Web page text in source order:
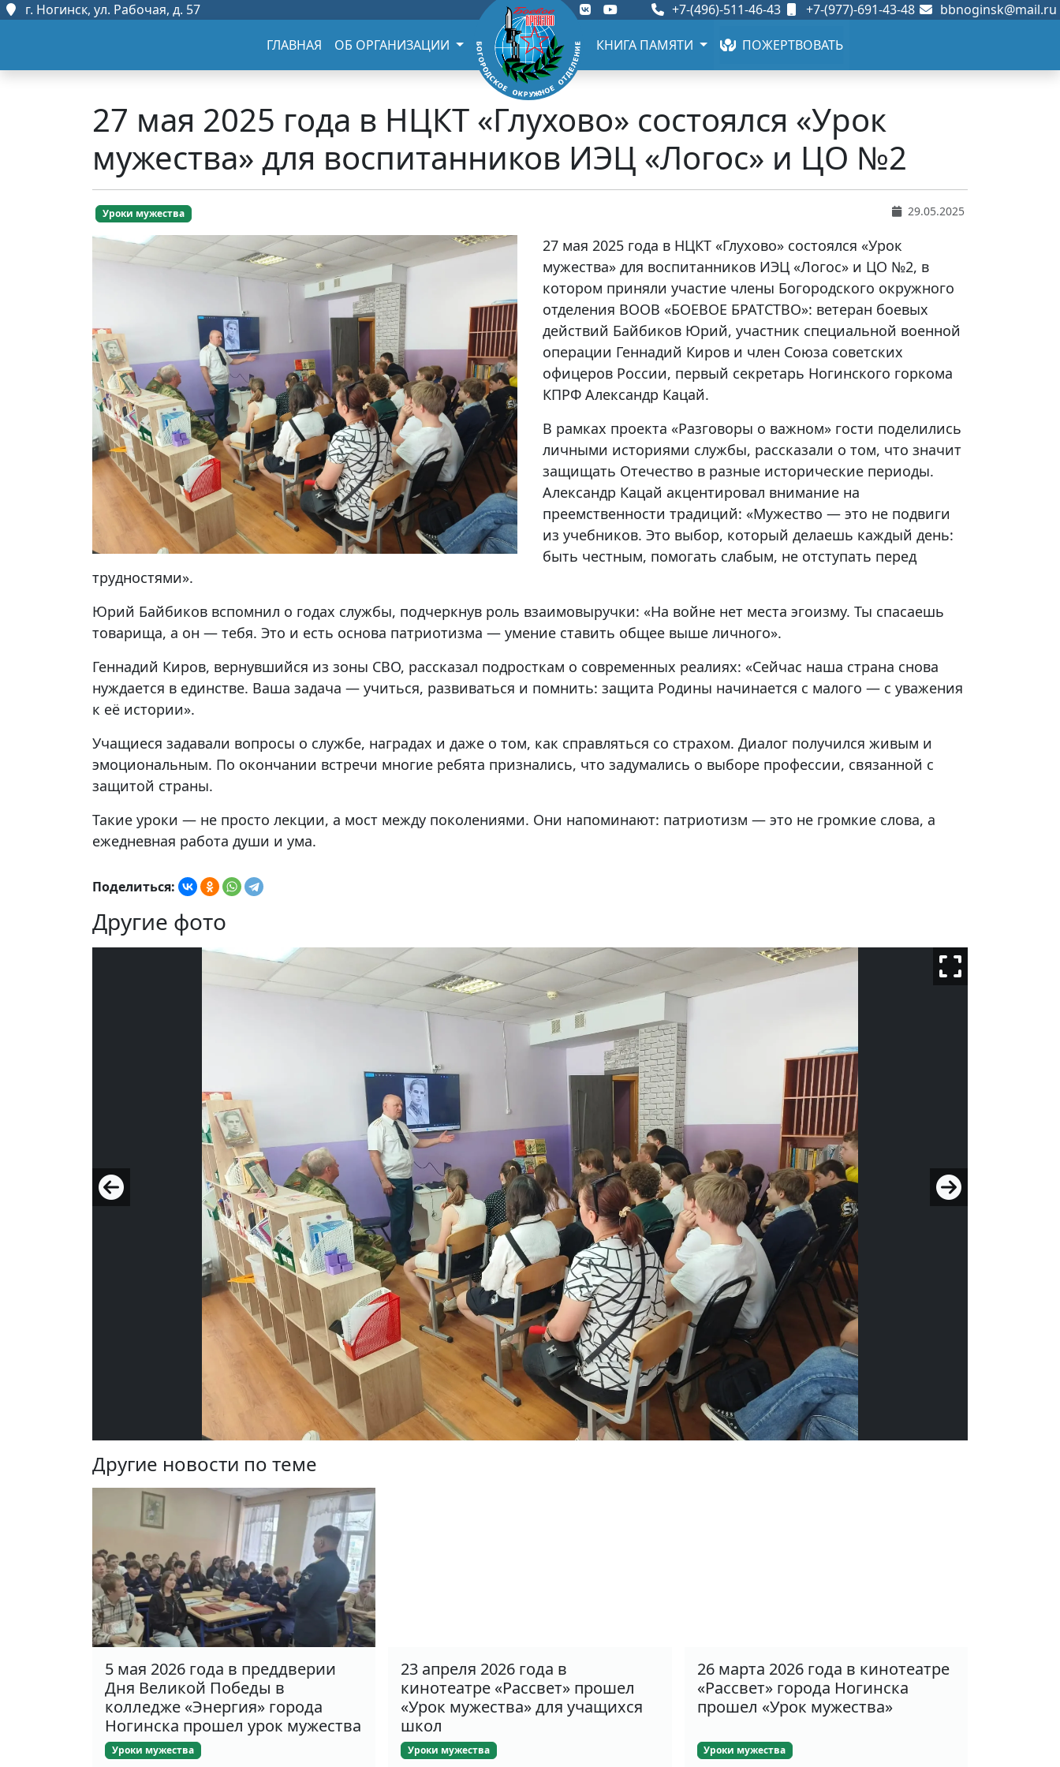
г. Ногинск, ул. Рабочая, д. 57 +7-(496)-511-46-43 +7-(977)-691-43-48 bbnoginsk@mail.ru
ГЛАВНАЯ ОБ ОРГАНИЗАЦИИ КНИГА ПАМЯТИ ПОЖЕРТВОВАТЬ
27 мая 2025 года в НЦКТ «Глухово» состоялся «Урок
мужества» для воспитанников ИЭЦ «Логос» и ЦО №2
Уроки мужества 29.05.2025
27 мая 2025 года в НЦКТ «Глухово» состоялся «Урок
мужества» для воспитанников ИЭЦ «Логос» и ЦО №2, в
котором приняли участие члены Богородского окружного
отделения ВООВ «БОЕВОЕ БРАТСТВО»: ветеран боевых
действий Байбиков Юрий, участник специальной военной
операции Геннадий Киров и член Союза советских
офицеров России, первый секретарь Ногинского горкома
КПРФ Александр Кацай.
В рамках проекта «Разговоры о важном» гости поделились
личными историями службы, рассказали о том, что значит
защищать Отечество в разные исторические периоды.
Александр Кацай акцентировал внимание на
преемственности традиций: «Мужество — это не подвиги
из учебников. Это выбор, который делаешь каждый день:
быть честным, помогать слабым, не отступать перед
трудностями».
Юрий Байбиков вспомнил о годах службы, подчеркнув роль взаимовыручки: «На войне нет места эгоизму. Ты спасаешь
товарища, а он — тебя. Это и есть основа патриотизма — умение ставить общее выше личного».
Геннадий Киров, вернувшийся из зоны СВО, рассказал подросткам о современных реалиях: «Сейчас наша страна снова
нуждается в единстве. Ваша задача — учиться, развиваться и помнить: защита Родины начинается с малого — с уважения
к её истории».
Учащиеся задавали вопросы о службе, наградах и даже о том, как справляться со страхом. Диалог получился живым и
эмоциональным. По окончании встречи многие ребята признались, что задумались о выборе профессии, связанной с
защитой страны.
Такие уроки — не просто лекции, а мост между поколениями. Они напоминают: патриотизм — это не громкие слова, а
ежедневная работа души и ума.
Поделиться:
Другие фото
Другие новости по теме
5 мая 2026 года в преддверии
Дня Великой Победы в
колледже «Энергия» города
Ногинска прошел урок мужества
Уроки мужества
23 апреля 2026 года в
кинотеатре «Рассвет» прошел
«Урок мужества» для учащихся
школ
Уроки мужества
26 марта 2026 года в кинотеатре
«Рассвет» города Ногинска
прошел «Урок мужества»
Уроки мужества